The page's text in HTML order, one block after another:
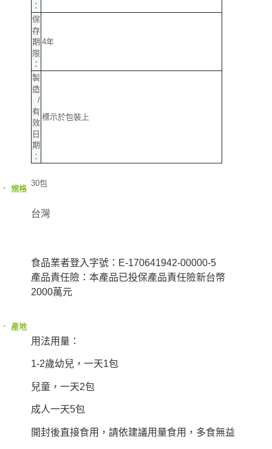
：
保
存
期
限
：
4年
製
造
/
有
效
日
期
：
標示於包裝上
‧ 規格
30包
‧ 產地
台灣
食品業者登入字號：E-170641942-00000-5
產品責任險：本產品已投保產品責任險新台幣
2000萬元
用法用量：
1-2歲幼兒，一天1包
兒童，一天2包
成人一天5包
開封後直接食用，請依建議用量食用，多食無益